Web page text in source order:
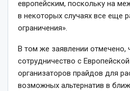
европейским, поскольку на
в некоторых случаях все еще
ограничения».
В том же заявлении отмечено,
сотрудничество с
организаторов прайдов для
возможных альтернатив в